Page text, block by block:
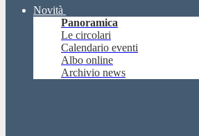
Novità
Panoramica
Le circolari
Calendario eventi
Albo online
Archivio news